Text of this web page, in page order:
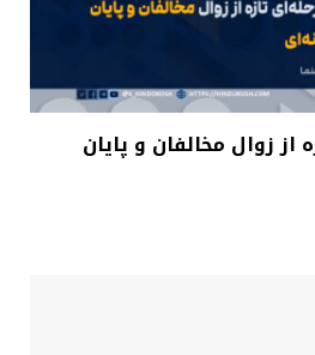
از زوال مخالفان و پایان